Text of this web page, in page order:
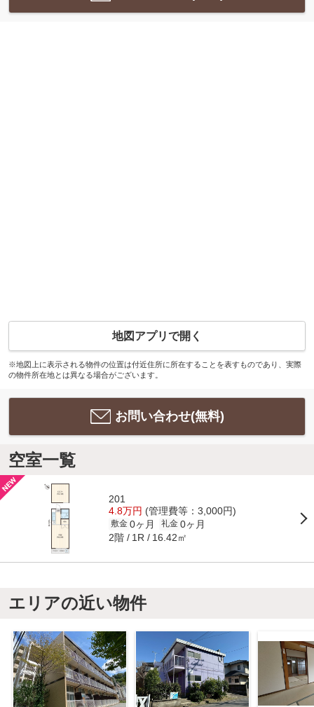
地図アプリで開く
※地図上に表示される物件の位置は付近住所に所在することを表すものであり、実際
の物件所在地とは異なる場合がございます。
お問い合わせ(無料)
空室一覧
201
4.8万円 (管理費等：3,000円)
敷金 0ヶ月 礼金 0ヶ月
2階 1R 16.42㎡
エリアの近い物件